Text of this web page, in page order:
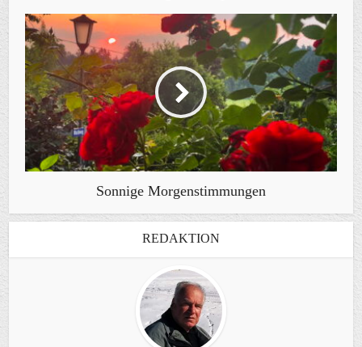
Sonnige Morgenstimmungen
REDAKTION